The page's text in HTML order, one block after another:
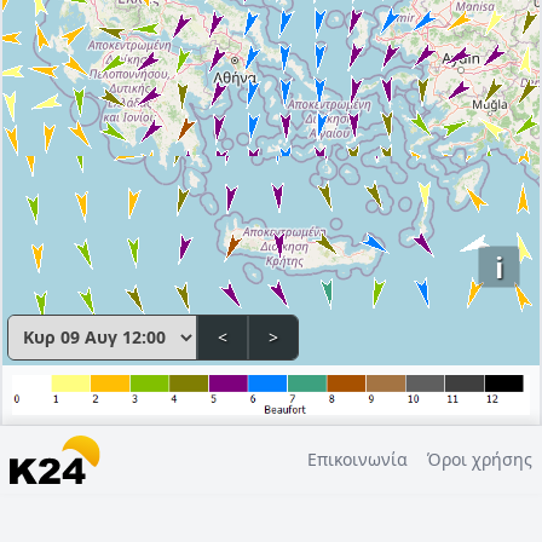
i
< >
Επικοινωνία Όροι χρήσης